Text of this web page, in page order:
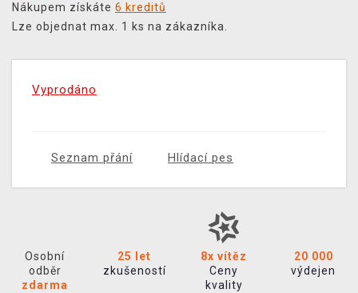
Nákupem získáte 6 kreditů
Lze objednat max. 1 ks na zákazníka.
Vyprodáno
Seznam přání Hlídací pes
Osobní
odběr
zdarma
25 let
zkušeností
8x vítěz
Ceny
kvality
20 000
výdejen